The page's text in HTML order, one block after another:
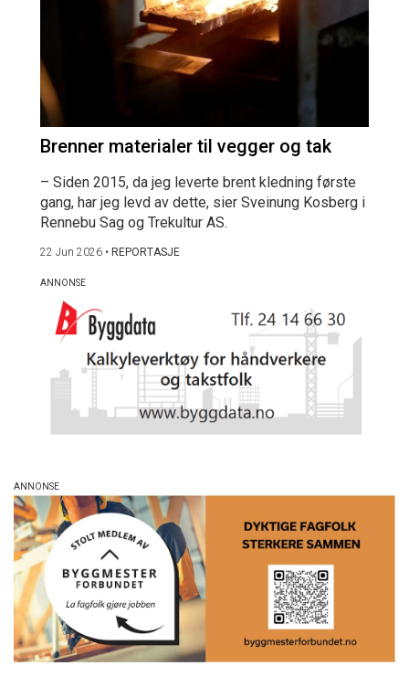
Brenner materialer til vegger og tak
– Siden 2015, da jeg leverte brent kledning første
gang, har jeg levd av dette, sier Sveinung Kosberg i
Rennebu Sag og Trekultur AS.
22 Jun 2026 • REPORTASJE